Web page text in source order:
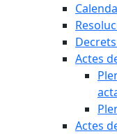
Actes
Actes